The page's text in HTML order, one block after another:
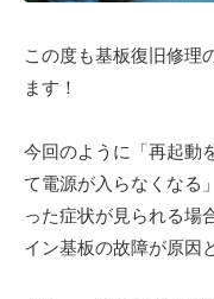
この度も基板復旧修理
ます！
今回のように「再起動
て電源が入らなくなる
った症状が見られる場
イン基板の故障が原因